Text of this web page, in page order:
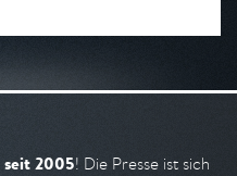
seit 2005! Die Presse ist sich